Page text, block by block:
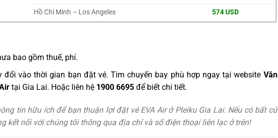
Hồ Chí Minh – Los Angeles 574 USD
bao gồm thuế, phí.
đổi vào thời gian bạn đặt vé. Tìm chuyến bay phù hợp ngay tại website Văn
tại Gia Lai. Hoặc liên hệ 1900 6695để biết chi tiết.
tin hữu ích để bạn thuận lợi đặt vé EVA Air ở Pleiku Gia Lai. Nếu có bất cứ
kết nối với chúng tôi thông qua địa chỉ và số điện thoại liên lạc ở trên!